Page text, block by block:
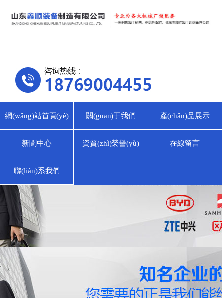
網(wǎng)站首頁(yè) 關(guān)于我們 產(chǎn)品展示
新聞中心 資質(zhì)榮譽(yù) 在線留言
聯(lián)系我們